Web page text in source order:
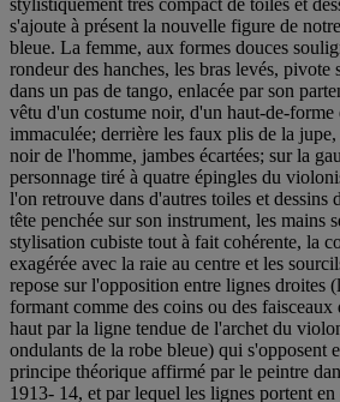
s'ajoute à présent la nouvelle figure de notre
bleue. La femme, aux formes douces
rondeur des hanches, les bras levés, pivote
dans un pas de tango, enlacée par son
vêtu d'un costume noir, d'un haut-de-forme
immaculée; derrière les faux plis de la
noir de l'homme, jambes écartées; sur la
personnage tiré à quatre épingles du
l'on retrouve dans d'autres toiles et dessins
tête penchée sur son instrument, les mains
stylisation cubiste tout à fait cohérente, la
exagérée avec la raie au centre et les
repose sur l'opposition entre lignes droites
formant comme des coins ou des faisceaux
haut par la ligne tendue de l'archet du
ondulants de la robe bleue) qui s'opposent
principe théorique affirmé par le peintre
1913- 14, et par lequel les lignes portent